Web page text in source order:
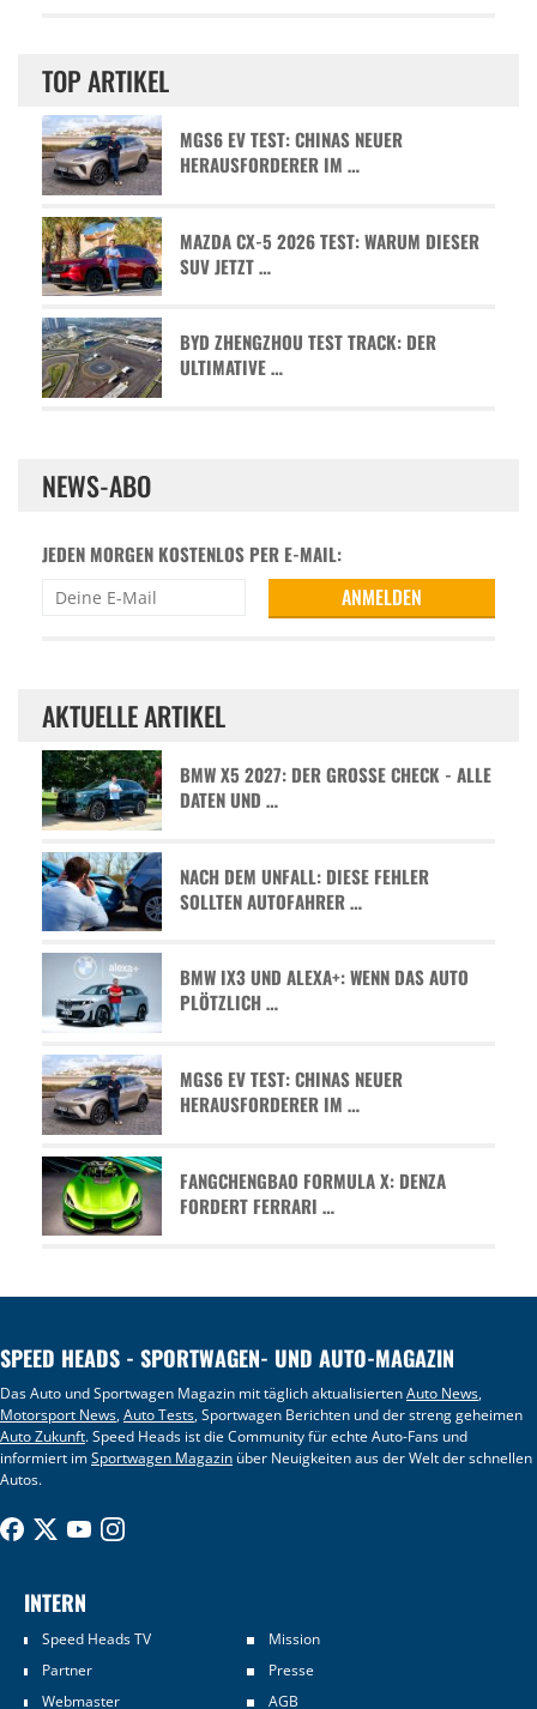
TOP ARTIKEL
MGS6 EV TEST: CHINAS NEUER
HERAUSFORDERER IM …
MAZDA CX-5 2026 TEST: WARUM DIESER
SUV JETZT …
BYD ZHENGZHOU TEST TRACK: DER
ULTIMATIVE …
NEWS-ABO
JEDEN MORGEN KOSTENLOS PER E-MAIL:
AKTUELLE ARTIKEL
BMW X5 2027: DER GROSSE CHECK - ALLE D
ATEN UND …
NACH DEM UNFALL: DIESE FEHLER
SOLLTEN AUTOFAHRER …
BMW IX3 UND ALEXA+: WENN DAS AUTO
PLÖTZLICH …
MGS6 EV TEST: CHINAS NEUER
HERAUSFORDERER IM …
FANGCHENGBAO FORMULA X: DENZA
FORDERT FERRARI …
SPEED HEADS - SPORTWAGEN- UND AUTO-MAGAZIN
Das Auto und Sportwagen Magazin mit täglich aktualisiertenAuto News,
Motorsport News,Auto Tests, Sportwagen Berichten und der streng geheimen
Auto Zukunft. Speed Heads ist die Community für echte Auto-Fans und
informiert imSportwagen Magazin über Neuigkeiten aus der Welt der schnellen
Autos.
INTERN
Speed Heads TV
Mission
Partner
Presse
Webmaster
AGB